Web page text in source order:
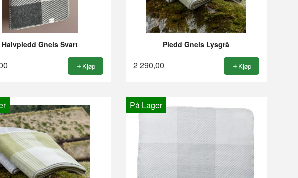
Halvpledd Gneis Svart
Kjøp
Pledd Gneis Lysgrå
2 290,00 Kjøp
På Lager